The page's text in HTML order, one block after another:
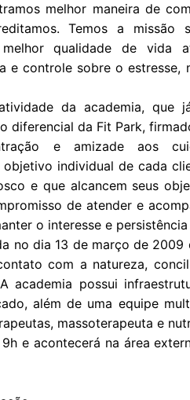
melhor maneira de
Temos a
qualidade de vida
e controle sobre o
da academia, que
diferencial da Fit Park,
e amizade aos
individual de cada
e que alcancem seus
de atender e
o interesse e persistência
no dia 13 de março de
com a natureza,
A academia possui
além de uma equipe
massoterapeuta e
e acontecerá na área